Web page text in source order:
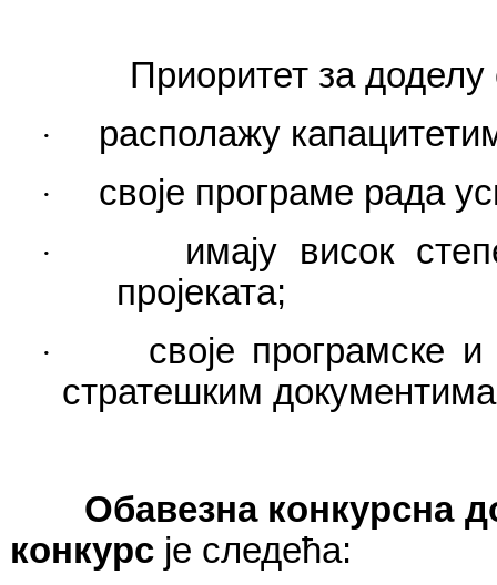
Приоритет за
· располажу
· своје програме рада
·
имају висок
пројеката;
·
своје програмске и
стратешким
Обавезна конкурсна
конкурсје следећа: